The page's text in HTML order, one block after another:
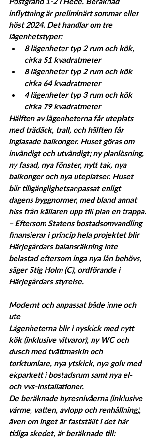
inflyttning är preliminärt sommar eller
höst 2024. Det handlar om tre
lägenhetstyper:
8 lägenheter typ 2 rum och kök,
cirka 51 kvadratmeter
8 lägenheter typ 2 rum och kök
cirka 64 kvadratmeter
4 lägenheter typ 3 rum och kök
cirka 79 kvadratmeter
Hälften av lägenheterna får uteplats
med trädäck, trall, och hälften får
inglasade balkonger. Huset göras om
invändigt och utvändigt; ny planlösning,
ny fasad, nya fönster, nytt tak, nya
balkonger och nya uteplatser. Huset
blir tillgänglighetsanpassat enligt
dagens byggnormer, med bland annat
hiss från källaren upp till plan en trappa.
– Eftersom Statens bostadsomvandling
finansierar i princip hela projektet blir
Härjegårdars balansräkning inte
belastad eftersom inga nya lån behövs,
säger Stig Holm (C), ordförande i
Härjegårdars styrelse.
Modernt och anpassat både inne och
ute
Lägenheterna blir i nyskick med nytt
kök (inklusive vitvaror), ny WC och
dusch med tvättmaskin och
torktumlare, nya ytskick, nya golv med
ekparkett i bostadsrum samt nya el-
och vvs-installationer.
De beräknade hyresnivåerna (inklusive
värme, vatten, avlopp och renhållning),
även om inget är fastställt i det här
tidiga skedet, är beräknade till: